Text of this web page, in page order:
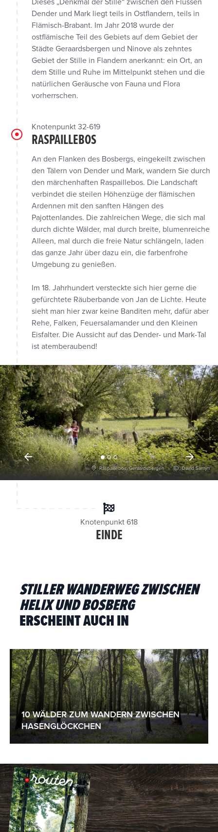
Dieses „Denkmal der Stille“ zwischen den Flüssen
Dender und Mark liegt teils in Ostflandern, teils in
Flämisch-Brabant. Im Jahr 2018 wurde der
ostflämische Teil des Gebiets auf dem Gebiet der
Städte Geraardsbergen und Ninove als zehntes
Gebiet der Stille in Flandern anerkannt: ein Ort, an
dem Stille und Ruhe im Mittelpunkt stehen und die
natürlichen Geräusche von Fauna und Flora
vorherrschen.
Knotenpunkt 32-619
RASPAILLEBOS
Raspaillebos, Geraardsbergen David Samyn
An den Flanken des Bosbergs, eingekeilt zwischen
den Tälern von Dender und Mark, wandern Sie durch
den märchenhaften Raspaillebos. Die Landschaft
verbindet die steilen Höhenzüge der flämischen
Ardennen mit den sanften Hängen des
Pajottenlandes. Die zahlreichen Wege, die sich mal
durch dichte Wälder, mal durch breite, blumenreiche
Alleen, mal durch die freie Natur schlängeln, laden
das ganze Jahr über dazu ein, die farbenfrohe
Umgebung zu genießen.
Im 18. Jahrhundert versteckte sich hier gerne die
gefürchtete Räuberbande von Jan de Lichte. Heute
sieht man hier zwar keine Banditen mehr, dafür aber
Rehe, Falken, Feuersalamander und den Kleinen
Eisfalter. Die Aussicht auf das Dender- und Mark-Tal
ist atemberaubend!
Knotenpunkt 618
EINDE
STILLER WANDERWEG ZWISCHEN
HELIX UND BOSBERG
ERSCHEINT AUCH IN
10 WÄLDER ZUM WANDERN ZWISCHEN
HASENGLÖCKCHEN